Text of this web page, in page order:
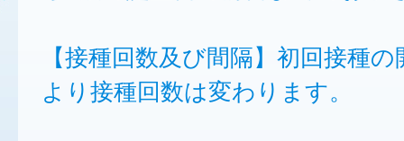
【接種回数及び間隔】初回接種
より接種回数は変わります。